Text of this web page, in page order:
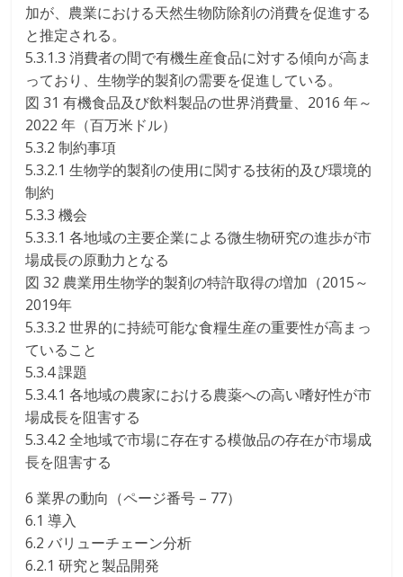
加が、農業における天然生物防除剤の消費を促進する
と推定される。
5.3.1.3 消費者の間で有機生産食品に対する傾向が高ま
っており、生物学的製剤の需要を促進している。
図 31 有機食品及び飲料製品の世界消費量、2016 年～
2022 年（百万米ドル）
5.3.2 制約事項
5.3.2.1 生物学的製剤の使用に関する技術的及び環境的
制約
5.3.3 機会
5.3.3.1 各地域の主要企業による微生物研究の進歩が市
場成長の原動力となる
図 32 農業用生物学的製剤の特許取得の増加（2015～
2019年
5.3.3.2 世界的に持続可能な食糧生産の重要性が高まっ
ていること
5.3.4 課題
5.3.4.1 各地域の農家における農薬への高い嗜好性が市
場成長を阻害する
5.3.4.2 全地域で市場に存在する模倣品の存在が市場成
長を阻害する
6 業界の動向（ページ番号 – 77）
6.1 導入
6.2 バリューチェーン分析
6.2.1 研究と製品開発